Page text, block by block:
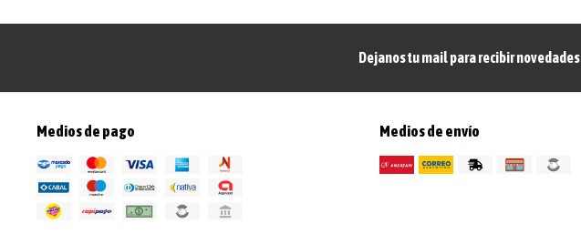
Dejanos tu mail para recibir novedades
Medios de pago Medios de envío